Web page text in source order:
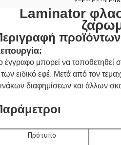
Laminator
έγγραφο μπορεί να τοποθετηθεί
ειδικό εφέ. Μετά από τον
διαφημίσεων και άλλων
Πρότυπο